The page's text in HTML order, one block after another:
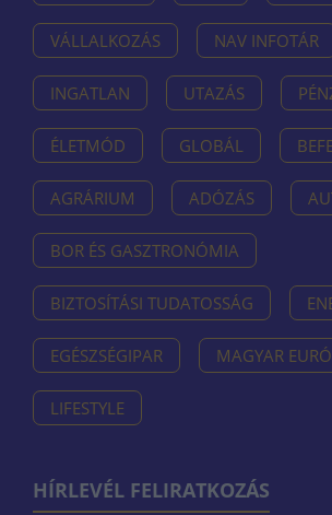
VÁLLALKOZÁS NAV INFOTÁR
INGATLAN UTAZÁS
ÉLETMÓD GLOBÁL
AGRÁRIUM ADÓZÁS
BOR ÉS GASZTRONÓMIA
BIZTOSÍTÁSI TUDATOSSÁG
EGÉSZSÉGIPAR MAGYAR EURÓ
LIFESTYLE
HÍRLEVÉL FELIRATKOZÁS